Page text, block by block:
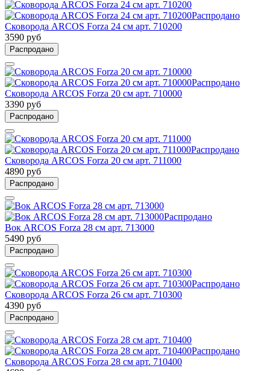
Распродано
Сковорода ARCOS Forza 24 см арт. 710200
3590 руб
Распродано
Распродано
Сковорода ARCOS Forza 20 см арт. 710000
3390 руб
Распродано
Распродано
Сковорода ARCOS Forza 20 см арт. 711000
4890 руб
Распродано
Распродано
Вок ARCOS Forza 28 см арт. 713000
5490 руб
Распродано
Распродано
Сковорода ARCOS Forza 26 см арт. 710300
4390 руб
Распродано
Распродано
Сковорода ARCOS Forza 28 см арт. 710400